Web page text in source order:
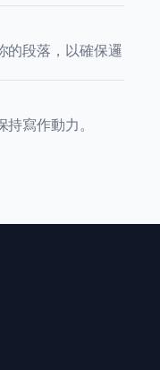
的段落，以確保邏
寫作動力。